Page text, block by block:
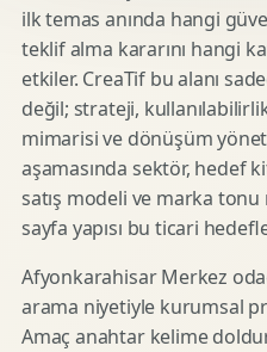
ilk temas anında hangi
teklif alma kararını hangi
etkiler. CreaTif bu alanı
değil; strateji,
mimarisi ve dönüşüm
aşamasında sektör, hedef
satış modeli ve marka
sayfa yapısı bu ticari
Afyonkarahisar Merkez
arama niyetiyle kurumsal
Amaç anahtar kelime